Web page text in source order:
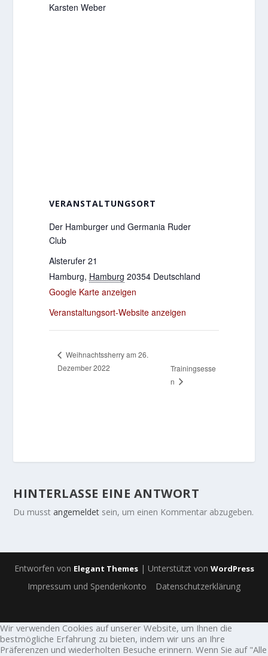
Karsten Weber
VERANSTALTUNGSORT
Der Hamburger und Germania Ruder
Club
Alsterufer 21
Hamburg, Hamburg 20354 Deutschland
Google Karte anzeigen
Veranstaltungsort-Website anzeigen
Weihnachtssherry am 26.
Dezember 2022
Trainingsesse
n
HINTERLASSE EINE ANTWORT
Du musstangemeldet sein, um einen Kommentar abzugeben.
Entworfen von Elegant Themes| Unterstützt von WordPress
Impressum und Spendenkonto Datenschutzerklärung
Wir verwenden Cookies auf unserer Website, um Ihnen die
bestmögliche Erfahrung zu bieten, indem wir uns an Ihre
Präferenzen und wiederholten Besuche erinnern. Wenn Sie auf "Alle